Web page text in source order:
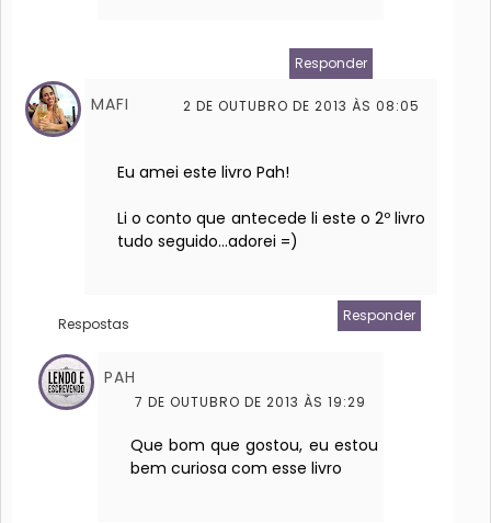
Responder
MAFI 2 DE OUTUBRO DE 2013 ÀS 08:05
Eu amei este livro Pah!
Li o conto que antecede li este o 2º livro
tudo seguido...adorei =)
Responder
Respostas
PAH
7 DE OUTUBRO DE 2013 ÀS 19:29
Que bom que gostou, eu estou
bem curiosa com esse livro